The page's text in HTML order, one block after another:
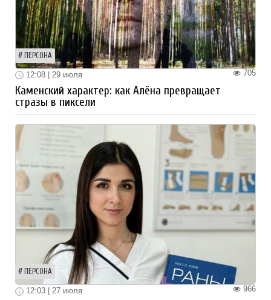
ПЕРСОНА
705
12:08 | 29 июля
Каменский характер: как Алёна превращает
стразы в пиксели
ПЕРСОНА
966
12:03 | 27 июля